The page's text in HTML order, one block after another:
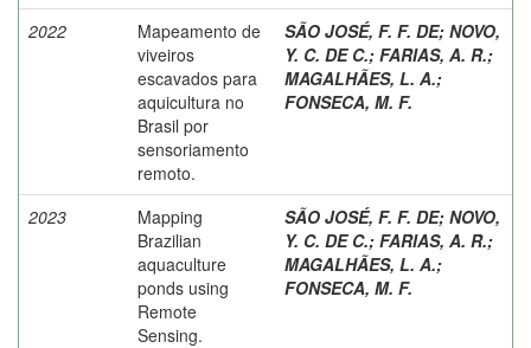
2022
Mapeamento de
viveiros
escavados para
aquicultura no
Brasil por
sensoriamento
remoto.
SÃO JOSÉ, F. F. DE; NOVO,
Y. C. DE C.; FARIAS, A. R.;
MAGALHÃES, L. A.;
FONSECA, M. F.
2023
Mapping
Brazilian
aquaculture
ponds using
Remote
Sensing.
SÃO JOSÉ, F. F. DE; NOVO,
Y. C. DE C.; FARIAS, A. R.;
MAGALHÃES, L. A.;
FONSECA, M. F.